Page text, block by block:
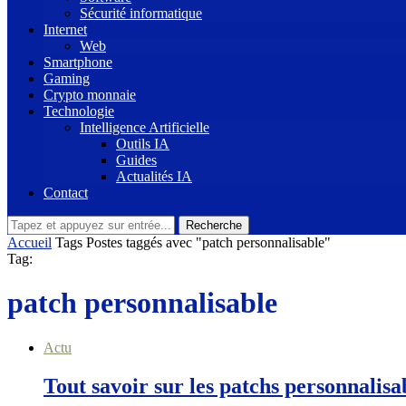
Sécurité informatique
Internet
Web
Smartphone
Gaming
Crypto monnaie
Technologie
Intelligence Artificielle
Outils IA
Guides
Actualités IA
Contact
Recherche
Accueil Tags Postes taggés avec "patch personnalisable"
Tag:
patch personnalisable
Actu
Tout savoir sur les patchs